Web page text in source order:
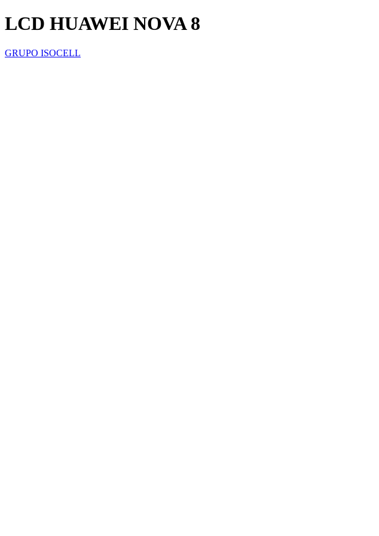
LCD HUAWEI NOVA 8
GRUPO ISOCELL